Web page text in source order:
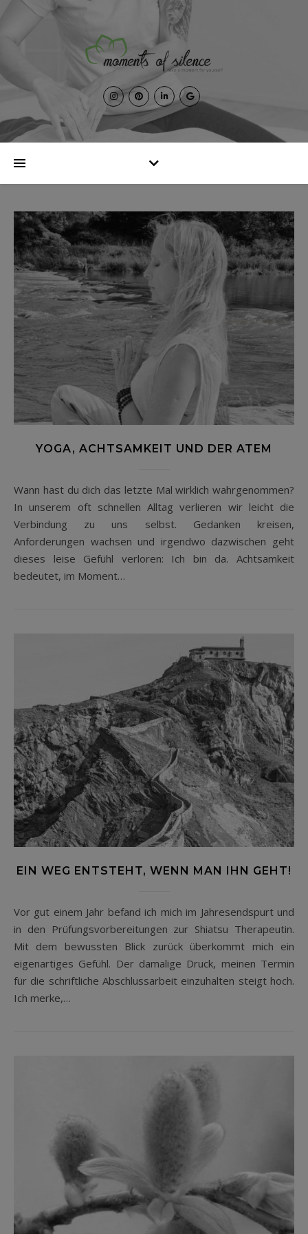
YOGA, ACHTSAMKEIT UND DER ATEM
Wann hast du dich das letzte Mal wirklich wahrgenommen?
In unserem oft schnellen Alltag verlieren wir leicht die
Verbindung zu uns selbst. Gedanken kreisen,
Anforderungen wachsen und irgendwo dazwischen geht
dieses leise Gefühl verloren: Ich bin da. Achtsamkeit
bedeutet, im Moment…
EIN WEG ENTSTEHT, WENN MAN IHN GEHT!
Vor gut einem Jahr befand ich mich im Jahresendspurt und
in den Prüfungsvorbereitungen zur Shiatsu Therapeutin.
Mit dem bewussten Blick zurück überkommt mich ein
eigenartiges Gefühl. Der damalige Druck, meinen Termin
für die schriftliche Abschlussarbeit einzuhalten steigt hoch.
Ich merke,…